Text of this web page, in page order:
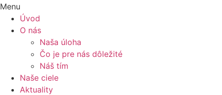
Menu
Úvod
O nás
Naša úloha
Čo je pre nás dôležité
Náš tím
Naše ciele
Aktuality